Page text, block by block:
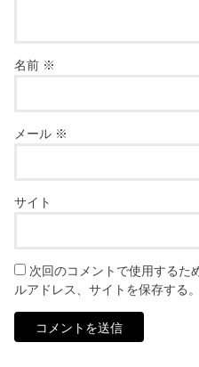
名前 ※
メール ※
サイト
次回のコメントで使用するた
ルアドレス、サイトを保存する。